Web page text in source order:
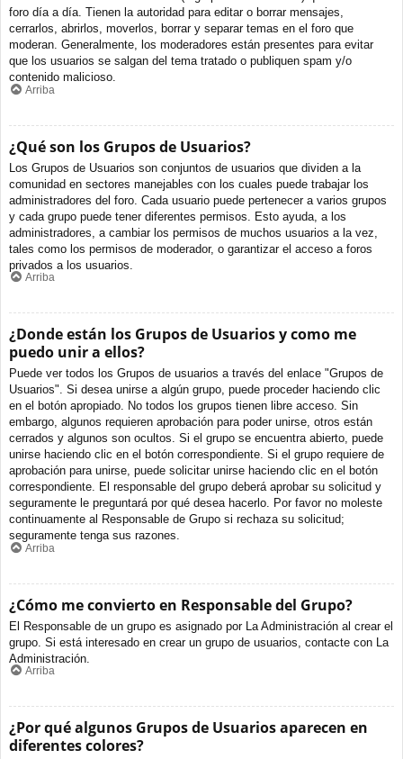
foro día a día. Tienen la autoridad para editar o borrar mensajes,
cerrarlos, abrirlos, moverlos, borrar y separar temas en el foro que
moderan. Generalmente, los moderadores están presentes para evitar
que los usuarios se salgan del tema tratado o publiquen spam y/o
contenido malicioso.
Arriba
¿Qué son los Grupos de Usuarios?
Los Grupos de Usuarios son conjuntos de usuarios que dividen a la
comunidad en sectores manejables con los cuales puede trabajar los
administradores del foro. Cada usuario puede pertenecer a varios grupos
y cada grupo puede tener diferentes permisos. Esto ayuda, a los
administradores, a cambiar los permisos de muchos usuarios a la vez,
tales como los permisos de moderador, o garantizar el acceso a foros
privados a los usuarios.
Arriba
¿Donde están los Grupos de Usuarios y como me
puedo unir a ellos?
Puede ver todos los Grupos de usuarios a través del enlace "Grupos de
Usuarios". Si desea unirse a algún grupo, puede proceder haciendo clic
en el botón apropiado. No todos los grupos tienen libre acceso. Sin
embargo, algunos requieren aprobación para poder unirse, otros están
cerrados y algunos son ocultos. Si el grupo se encuentra abierto, puede
unirse haciendo clic en el botón correspondiente. Si el grupo requiere de
aprobación para unirse, puede solicitar unirse haciendo clic en el botón
correspondiente. El responsable del grupo deberá aprobar su solicitud y
seguramente le preguntará por qué desea hacerlo. Por favor no moleste
continuamente al Responsable de Grupo si rechaza su solicitud;
seguramente tenga sus razones.
Arriba
¿Cómo me convierto en Responsable del Grupo?
El Responsable de un grupo es asignado por La Administración al crear el
grupo. Si está interesado en crear un grupo de usuarios, contacte con La
Administración.
Arriba
¿Por qué algunos Grupos de Usuarios aparecen en
diferentes colores?